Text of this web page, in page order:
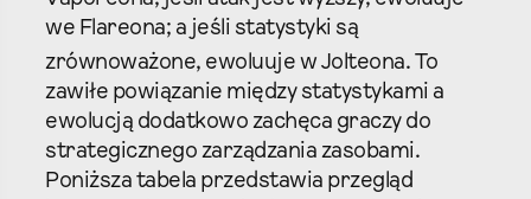
we Flareona; a jeśli statystyki są
zrównoważone, ewoluuje w Jolteona. To
zawiłe powiązanie między statystykami a
ewolucją dodatkowo zachęca graczy do
strategicznego zarządzania zasobami.
Poniższa tabela przedstawia przegląd